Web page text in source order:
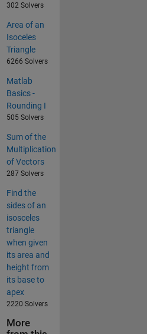
302 Solvers
Area of an
Isoceles
Triangle
6266 Solvers
Matlab
Basics -
Rounding I
505 Solvers
Sum of the
Multiplication
of Vectors
287 Solvers
Find the
sides of an
isosceles
triangle
when given
its area and
height from
its base to
apex
2220 Solvers
More